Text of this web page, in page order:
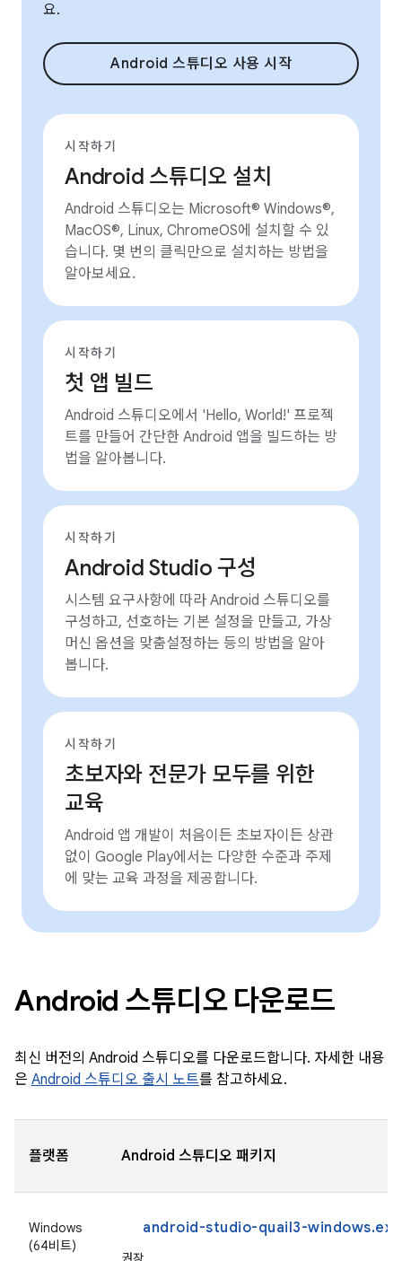
요.
Android 스튜디오 사용 시작
시작하기
Android 스튜디오 설치
Android 스튜디오는 Microsoft® Windows®,
MacOS®, Linux, ChromeOS에 설치할 수 있
습니다. 몇 번의 클릭만으로 설치하는 방법을
알아보세요.
시작하기
첫 앱 빌드
Android 스튜디오에서 'Hello, World!' 프로젝
트를 만들어 간단한 Android 앱을 빌드하는 방
법을 알아봅니다.
시작하기
Android Studio 구성
시스템 요구사항에 따라 Android 스튜디오를
구성하고, 선호하는 기본 설정을 만들고, 가상
머신 옵션을 맞춤설정하는 등의 방법을 알아
봅니다.
시작하기
초보자와 전문가 모두를 위한
교육
Android 앱 개발이 처음이든 초보자이든 상관
없이 Google Play에서는 다양한 수준과 주제
에 맞는 교육 과정을 제공합니다.
Android 스튜디오 다운로드
최신 버전의 Android 스튜디오를 다운로드합니다. 자세한 내용
은 Android 스튜디오 출시 노트를 참고하세요.
플랫폼 Android 스튜디오 패키지
Windows
(64비트)
android-studio-quail3-windows.exe